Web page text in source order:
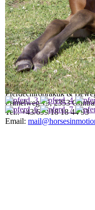
Home
Chiropraktik
Bewegungsanalyse
Tack Check
Über mich
Kontakt
Links
Dr. Barbara Frühwirth
Pferdechiropraktik &
Primelweg 15, 2353
Tel.: +43/699/18 18 44 93
Email: